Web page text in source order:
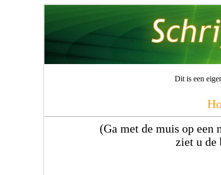
Dit is een
(Ga met de muis op een
ziet u de